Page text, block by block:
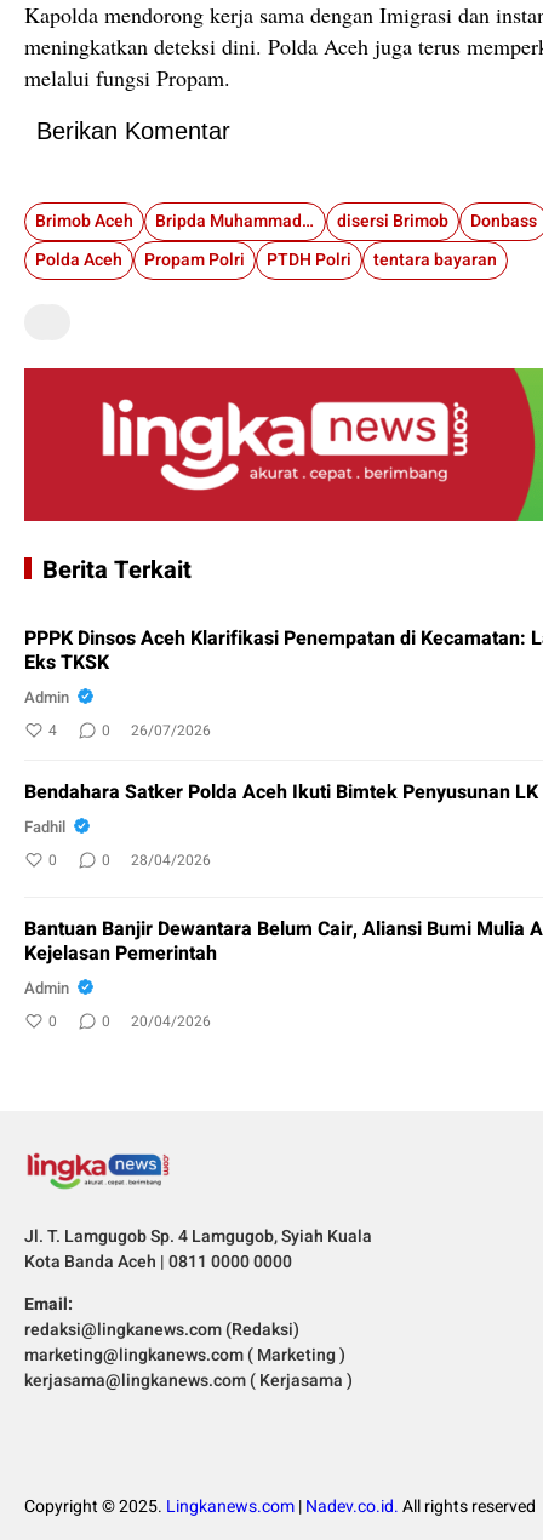
Kapolda mendorong kerja sama dengan Imigrasi dan
meningkatkan deteksi dini. Polda Aceh juga terus
melalui fungsi Propam.
Berikan Komentar
Brimob Aceh Bripda Muhammad Rio disersi Brimob
Donbass
Polda Aceh
Propam Polri PTDH Polri tentara bayaran
Berita Terkait
PPPK Dinsos Aceh Klarifikasi Penempatan di Kecamatan:
Eks TKSK
Admin
4 0 26/07/2026
Bendahara Satker Polda Aceh Ikuti Bimtek Penyusunan LK
Fadhil
0 0 28/04/2026
Bantuan Banjir Dewantara Belum Cair, Aliansi Bumi Mulia
Kejelasan Pemerintah
Admin
0 0 20/04/2026
Jl. T. Lamgugob Sp. 4 Lamgugob, Syiah Kuala
Kota Banda Aceh | 0811 0000 0000
Email:
redaksi@lingkanews.com (Redaksi)
marketing@lingkanews.com ( Marketing )
kerjasama@lingkanews.com ( Kerjasama )
Copyright © 2025. Lingkanews.com|Nadev.co.id.All rights reserved